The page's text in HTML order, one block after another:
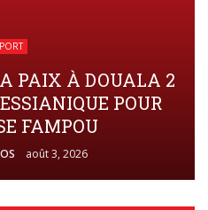
PAIX À DOUALA 2
POUR
FAMPOU
août 3, 2026